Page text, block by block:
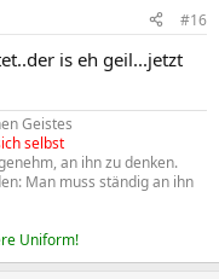
#16
is eh geil...jetzt
Geistes
selbst
an ihn zu denken.
Man muss ständig an ihn
Uniform!